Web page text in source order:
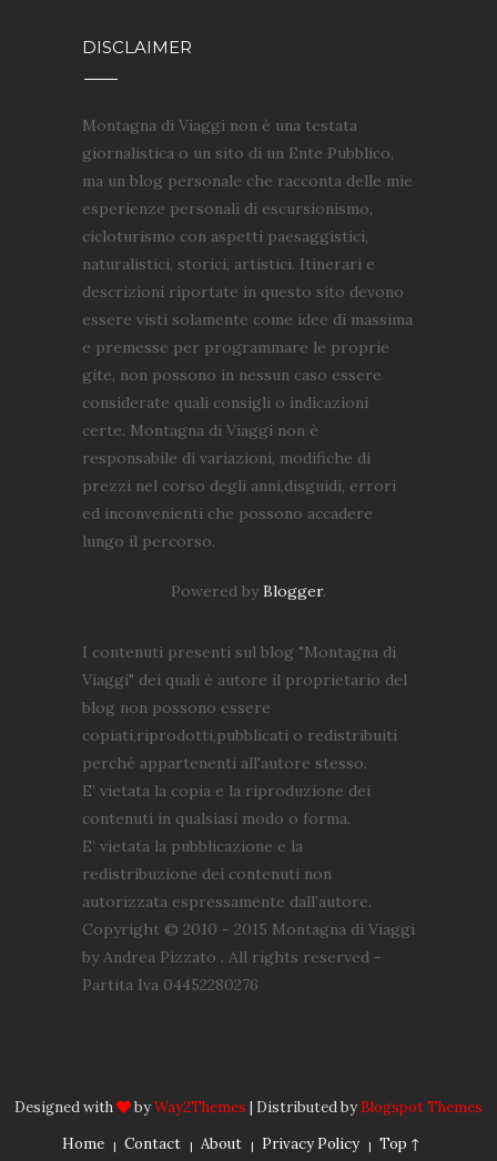
DISCLAIMER
Montagna di Viaggi non è una testata
giornalistica o un sito di un Ente Pubblico,
ma un blog personale che racconta delle mie
esperienze personali di escursionismo,
cicloturismo con aspetti paesaggistici,
naturalistici, storici, artistici. Itinerari e
descrizioni riportate in questo sito devono
essere visti solamente come idee di massima
e premesse per programmare le proprie
gite, non possono in nessun caso essere
considerate quali consigli o indicazioni
certe. Montagna di Viaggi non è
responsabile di variazioni, modifiche di
prezzi nel corso degli anni,disguidi, errori
ed inconvenienti che possono accadere
lungo il percorso.
Powered byBlogger.
I contenuti presenti sul blog "Montagna di
Viaggi" dei quali è autore il proprietario del
blog non possono essere
copiati,riprodotti,pubblicati o redistribuiti
perché appartenenti all'autore stesso.
E’ vietata la copia e la riproduzione dei
contenuti in qualsiasi modo o forma.
E’ vietata la pubblicazione e la
redistribuzione dei contenuti non
autorizzata espressamente dall’autore.
Copyright © 2010 - 2015 Montagna di Viaggi
by Andrea Pizzato . All rights reserved -
Partita Iva 04452280276
Designed with byWay2Themes | Distributed by Blogspot Themes
Home
Contact About Privacy Policy Top ↑